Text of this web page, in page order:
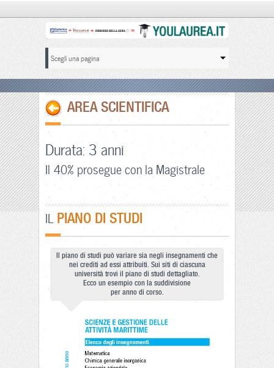
AREA SCIENTIFICA
Durata: 3 anni
Il 40% prosegue con la Magistrale
IL PIANO DI STUDI
Il piano di studi può variare sia negli insegnamenti che
nei crediti ad essi attribuiti. Sui siti di ciascuna
università trovi il piano di studi dettagliato.
Ecco un esempio con la suddivisione
per anno di corso.